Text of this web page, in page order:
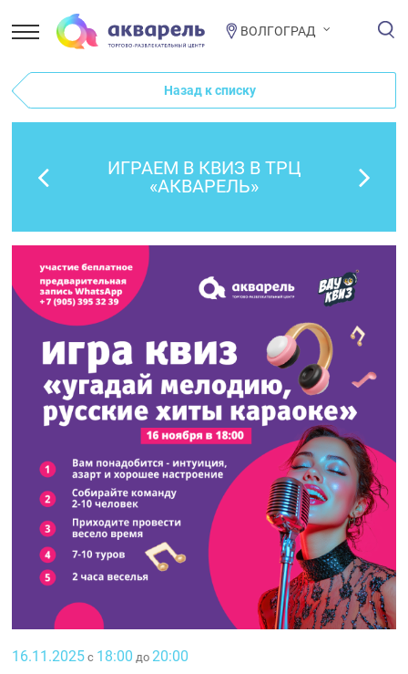
ВОЛГОГРАД
Назад к списку
ИГРАЕМ В КВИЗ В ТРЦ
«АКВАРЕЛЬ»
16.11.2025 с 18:00 до 20:00